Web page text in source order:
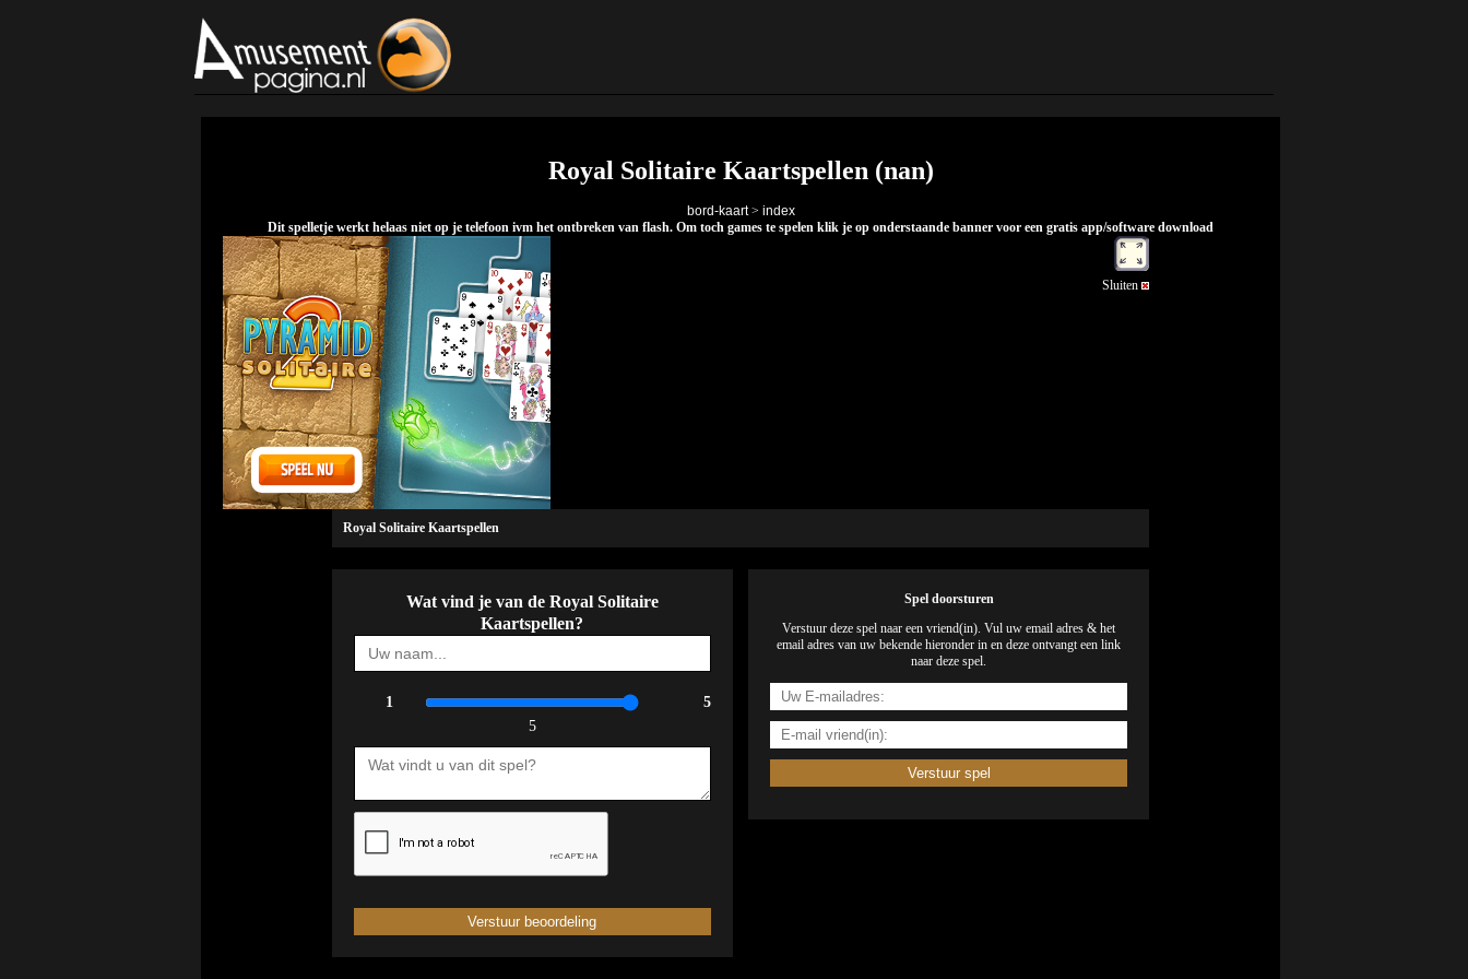
Royal Solitaire Kaartspellen (nan)
bord-kaart> index
Dit spelletje werkt helaas niet op je telefoon ivm het ontbreken van flash. Om toch games te spelen klik je op onderstaande banner voor een gratis app/software download
Sluiten
Royal Solitaire Kaartspellen
Wat vind je van de Royal Solitaire
Kaartspellen?
1
5
5
Spel doorsturen
Verstuur deze spel naar een vriend(in). Vul uw email adres & het
email adres van uw bekende hieronder in en deze ontvangt een link
naar deze spel.